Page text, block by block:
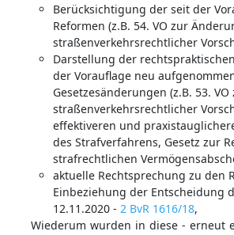
Berücksichtigung der seit der
Reformen (z.B. 54. VO zur
straßenverkehrsrechtlicher
Darstellung der
der Vorauflage neu
Gesetzesänderungen (z.B. 53.
straßenverkehrsrechtlicher
effektiveren und
des Strafverfahrens, Gesetz zur
strafrechtlichen
aktuelle Rechtsprechung zu den
Einbeziehung der Entscheidung
12.11.2020 - 2 BvR 1616/18,
Wiederum wurden in diese - erneut